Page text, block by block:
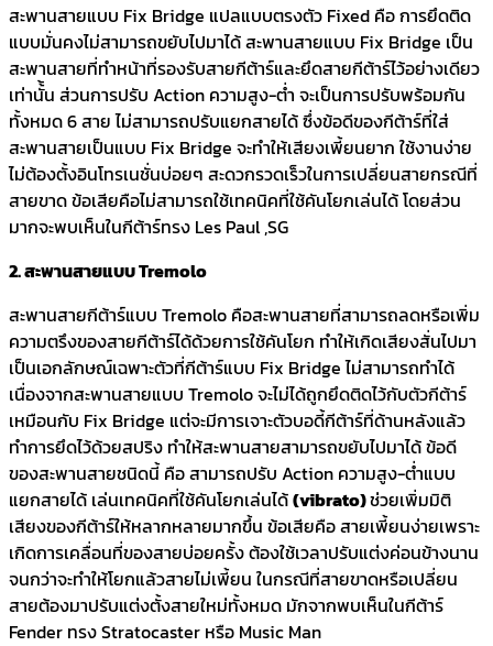
สะพานสายแบบ Fix Bridge แปลแบบตรงตัว Fixed คือ การยึดติด
แบบมั่นคงไม่สามารถขยับไปมาได้ สะพานสายแบบ Fix Bridge เป็น
สะพานสายที่ทำหน้าที่รองรับสายกีต้าร์และยึดสายกีต้าร์ไว้อย่างเดียว
เท่านั้้น ส่วนการปรับ Action ความสูง-ต่ำ จะเป็นการปรับพร้อมกัน
ทั้งหมด 6 สาย ไม่สามารถปรับแยกสายได้ ซึ่งข้อดีของกีต้าร์ที่ใส่
สะพานสายเป็นแบบ Fix Bridge จะทำให้เสียงเพี้ยนยาก ใช้งานง่าย
ไม่ต้องตั้งอินโทรเนชั่นบ่อยๆ สะดวกรวดเร็วในการเปลี่ยนสายกรณีที่
สายขาด ข้อเสียคือไม่สามารถใช้เทคนิคที่ใช้คันโยกเล่นได้ โดยส่วน
มากจะพบเห็นในกีต้าร์ทรง Les Paul ,SG
2. สะพานสายแบบ Tremolo
สะพานสายกีต้าร์แบบ Tremolo คือสะพานสายที่สามารถลดหรือเพิ่ม
ความตรึงของสายกีต้าร์ได้ด้วยการใช้คันโยก ทำให้เกิดเสียงสั่นไปมา
เป็นเอกลักษณ์เฉพาะตัวที่กีต้าร์แบบ Fix Bridge ไม่สามารถทำได้
เนื่องจากสะพานสายแบบ Tremolo จะไม่ได้ถูกยึดติดไว้กับตัวกีต้าร์
เหมือนกับ Fix Bridge แต่จะมีการเจาะตัวบอดี้กีต้าร์ที่ด้านหลังแล้ว
ทำการยึดไว้ด้วยสปริง ทำให้สะพานสายสามารถขยับไปมาได้ ข้อดี
ของสะพานสายชนิดนี้ คือ สามารถปรับ Action ความสูง-ต่ำแบบ
แยกสายได้ เล่นเทคนิคที่ใช้คันโยกเล่นได้(vibrato)ช่วยเพิ่มมิติ
เสียงของกีต้าร์ให้หลากหลายมากขึ้น ข้อเสียคือ สายเพี้ยนง่ายเพราะ
เกิดการเคลื่อนที่ของสายบ่อยครั้ง ต้องใช้เวลาปรับแต่งค่อนข้างนาน
จนกว่าจะทำให้โยกแล้วสายไม่เพี้ยน ในกรณีที่สายขาดหรือเปลี่ยน
สายต้องมาปรับแต่งตั้งสายใหม่ทั้งหมด มักจากพบเห็นในกีต้าร์
Fender ทรง Stratocaster หรือ Music Man